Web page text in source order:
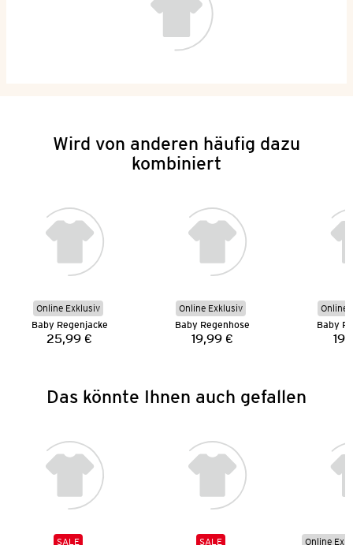
Wird von anderen häufig dazu
kombiniert
Online Exklusiv
Baby Regenjacke
Preis:
25,99 €
Online Exklusiv
Baby Regenhose
Preis:
19,99 €
Online
Baby
Das könnte Ihnen auch gefallen
SALE
SALE
Online